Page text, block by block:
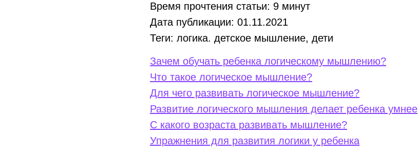
Время прочтения статьи: 9 минут
Дата публикации: 01.11.2021
Теги: логика. детское мышление, дети
Зачем обучать ребенка логическому мышлению?
Что такое логическое мышление?
Для чего развивать логическое мышление?
Развитие логического мышления делает ребенка умнее
С какого возраста развивать мышление?
Упражнения для развития логики у ребенка